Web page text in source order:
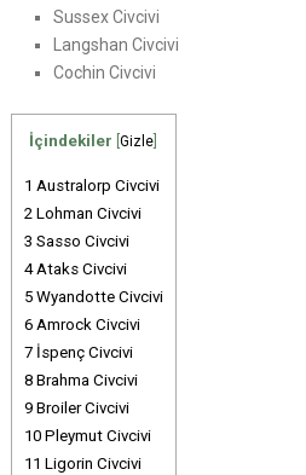
Sussex Civcivi
Langshan Civcivi
Cochin Civcivi
İçindekiler [Gizle
1 Australorp Civcivi
2Lohman Civcivi
3 Sasso Civcivi
4Ataks Civcivi
5Wyandotte Civcivi
6Amrock Civcivi
7İspenç Civcivi
8Brahma Civcivi
9Broiler Civcivi
10Pleymut Civcivi
11 Ligorin Civcivi